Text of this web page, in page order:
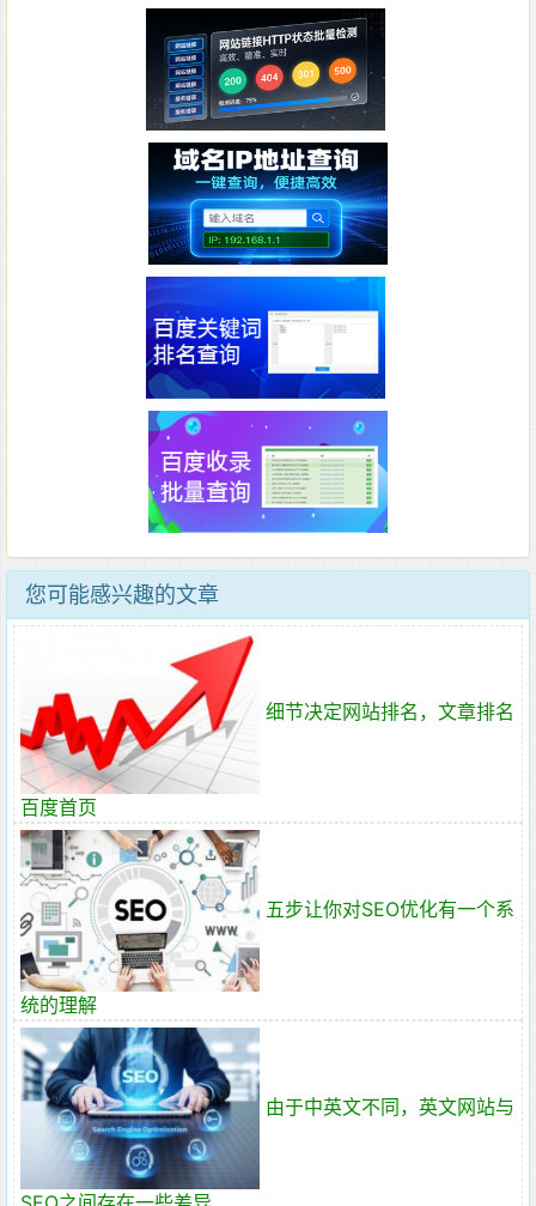
您可能感兴趣的文章
细节决定网站排名，文章排名
百度首页
五步让你对SEO优化有一个系
统的理解
由于中英文不同，英文网站与